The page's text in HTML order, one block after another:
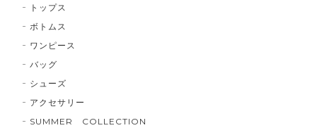
トップス
ボトムス
ワンピース
バッグ
シューズ
アクセサリー
SUMMER COLLECTION